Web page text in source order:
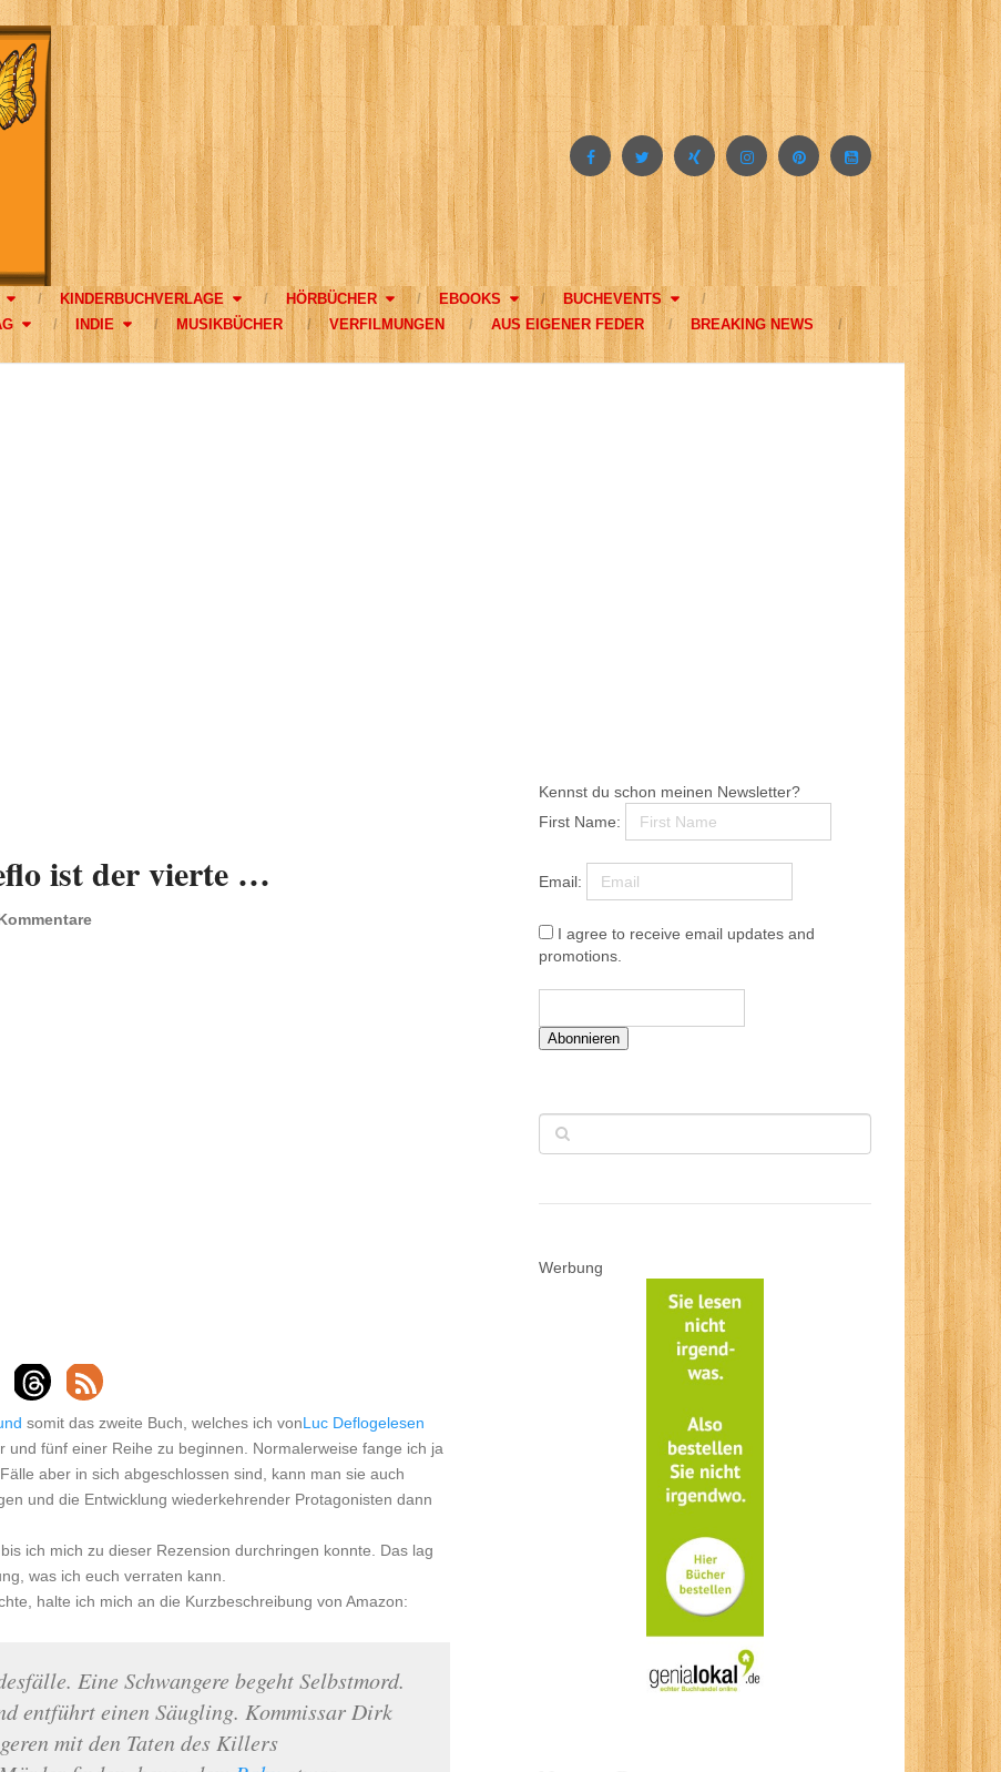
KINDERBUCHVERLAGE HÖRBÜCHER EBOOKS
BUCHEVENTS
INDIE MUSIKBÜCHER VERFILMUNGEN AUS EIGENER FEDER
BREAKING NEWS
ist der vierte …
somit das zweite Buch, welches ich vonLuc Deflogelesen
und fünf einer Reihe zu beginnen. Normalerweise fange ich ja
aber in sich abgeschlossen sind, kann man sie auch
und die Entwicklung wiederkehrender Protagonisten dann
ich mich zu dieser Rezension durchringen konnte. Das lag
was ich euch verraten kann.
halte ich mich an die Kurzbeschreibung von Amazon:
Eine Schwangere begeht Selbstmord.
entführt einen Säugling. Kommissar Dirk
mit den Taten des Killers
Kennst du schon meinen Newsletter?
First Name:
Email:
I agree to receive email updates and
promotions.
Abonnieren
Werbung